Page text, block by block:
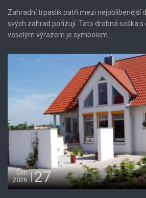
Zahradní trpaslík patří mezi nejoblíbenější
svých zahrad pořizují. Tato drobná soška s
veselým výrazem je symbolem...
Čvc
2026
27